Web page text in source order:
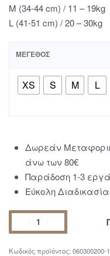
M (34-44 cm) / 11 – 19kg
L (41-51 cm) / 20 – 30kg
ΜΈΓΕΘΟΣ
XS S M L
Δωρεάν
άνω των 80€
Παράδοση 1-3
Εύκολη
060300200-